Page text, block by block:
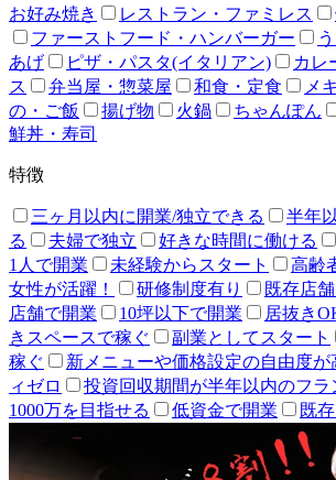
お好み焼き
レストラン・ファミレス
ファーストフード・ハンバーガー
あげ
ピザ・パスタ(イタリアン) カレ
ス
弁当屋・惣菜屋 和食・定食 メ
の・ご飯
揚げ物 火鍋 ちゃんぽん
鮮丼・寿司
特徴
三ヶ月以内に開業/独立できる
半年
る
夫婦で独立 好きな時間に働ける
1人で開業
未経験からスタート
高齢
女性が活躍！
研修制度有り 既存店
店舗で開業
10坪以下で開業 居抜き
きスペースで稼ぐ
副業としてスタート
稼ぐ
新メニューや価格設定の自由度が
ィゼロ
投資回収期間が半年以内のフラ
1000万を目指せる
低資金で開業 既